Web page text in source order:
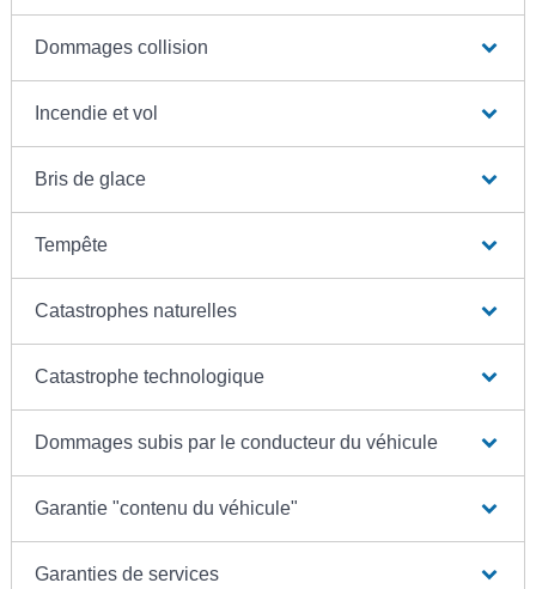
Dommages collision
Incendie et vol
Bris de glace
Tempête
Catastrophes naturelles
Catastrophe technologique
Dommages subis par le conducteur du véhicule
Garantie "contenu du véhicule"
Garanties de services